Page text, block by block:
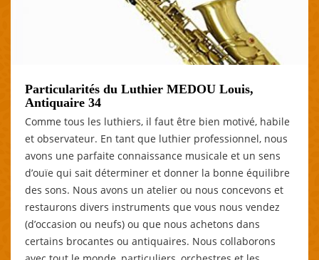
Particularités du Luthier MEDOU Louis,
Antiquaire 34
Comme tous les luthiers, il faut être bien motivé, habile
et observateur. En tant que luthier professionnel, nous
avons une parfaite connaissance musicale et un sens
d’ouïe qui sait déterminer et donner la bonne équilibre
des sons. Nous avons un atelier ou nous concevons et
restaurons divers instruments que vous nous vendez
(d’occasion ou neufs) ou que nous achetons dans
certains brocantes ou antiquaires. Nous collaborons